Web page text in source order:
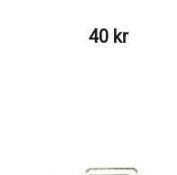
40 kr